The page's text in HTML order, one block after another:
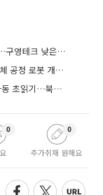
매출 4000억대에 시총은 겨우 500억…구영테크 낮은 몸값에 저가 승계 마무리
라온로보틱스, 국내 유일 차세대 반도체 공정 로봇 개발 ‘고객사 테스트 진행’
신성에스티, 2300억 규모 미국법인 가동 초읽기…북미 ESS 공략 본격화
0
추가취재 원해요
0